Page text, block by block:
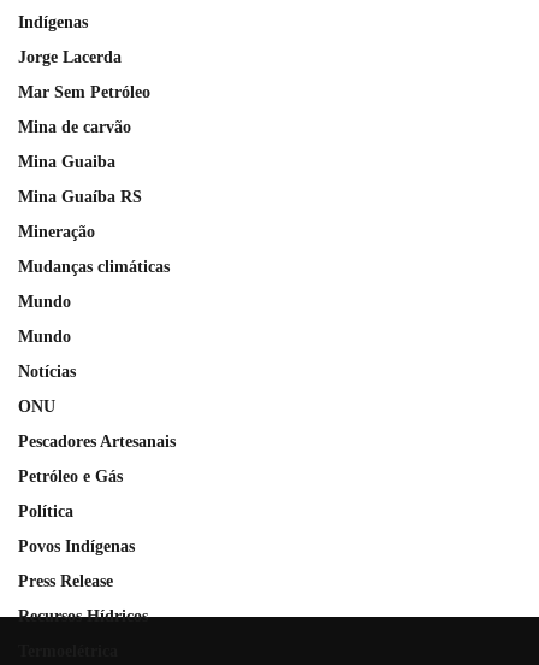
Indígenas
Jorge Lacerda
Mar Sem Petróleo
Mina de carvão
Mina Guaiba
Mina Guaíba RS
Mineração
Mudanças climáticas
Mundo
Mundo
Notícias
ONU
Pescadores Artesanais
Petróleo e Gás
Política
Povos Indígenas
Press Release
Recursos Hídricos